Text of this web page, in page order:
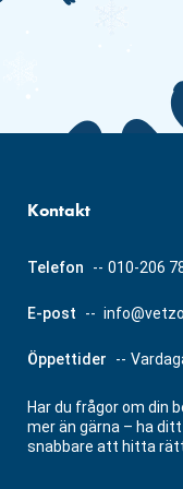
Kontakt
Telefon -- 010-206
E-post --
Öppettider --
Har du frågor om din
mer än gärna – ha
snabbare att hitta